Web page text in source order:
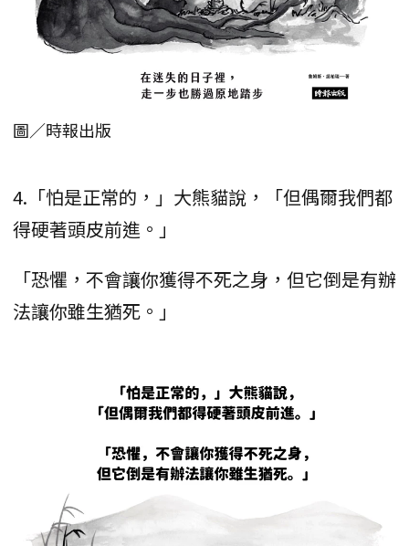
圖／時報出版
4.「怕是正常的，」大熊貓說，「但偶爾我們都
得硬著頭皮前進。」
「恐懼，不會讓你獲得不死之身，但它倒是有辦
法讓你雖生猶死。」